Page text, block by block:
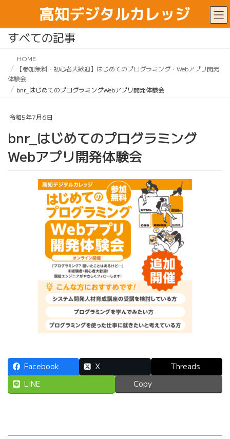
すべての記事
HOME
【参加無料・初心者大歓迎】はじめてのプログラミング・Webアプリ開発
体験会
bnr_はじめてのプログラミングWebアプリ開発体験会
令和5年7月6日
bnr_はじめてのプログラミング
Webアプリ開発体験会
Facebook X
Threads
LINE
Copy